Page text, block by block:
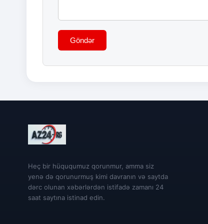
Göndər
Heç bir hüququmuz qorunmur, amma siz
yenə də qorunurmuş kimi davranın və saytda
dərc olunan xəbərlərdən istifadə zamanı 24
saat saytına istinad edin.